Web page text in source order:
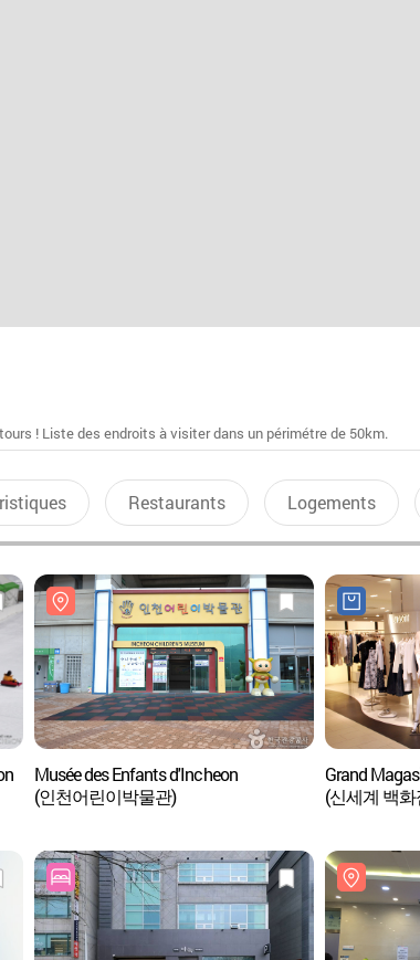
! Liste des endroits à visiter dans un périmétre de 50km.
Restaurants Logements
Musée des Enfants d'Incheon
(인천어린이박물관)
Grand
(신세계 백